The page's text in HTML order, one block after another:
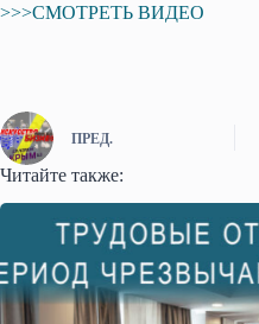
>>>СМОТРЕТЬ ВИДЕО
ПРЕД.
Читайте также: